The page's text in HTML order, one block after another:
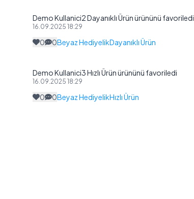
Demo Kullanici2 Dayanıklı Ürün ürününü favoriledi
16.09.2025 18:29
0 0Beyaz HediyelikDayanıklı Ürün
Demo Kullanici3 Hızlı Ürün ürününü favoriledi
16.09.2025 18:29
0 0Beyaz HediyelikHızlı Ürün